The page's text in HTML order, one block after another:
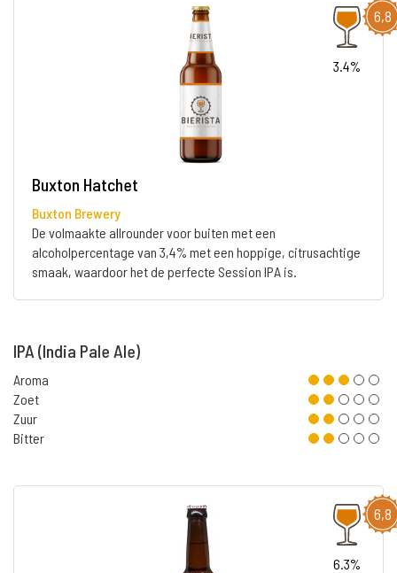
6,8
3.4%
Buxton Hatchet
Buxton Brewery
De volmaakte allrounder voor buiten met een
alcoholpercentage van 3,4% met een hoppige, citrusachtige
smaak, waardoor het de perfecte Session IPA is.
IPA (India Pale Ale)
Aroma
Zoet
Zuur
Bitter
6,8
6.3%